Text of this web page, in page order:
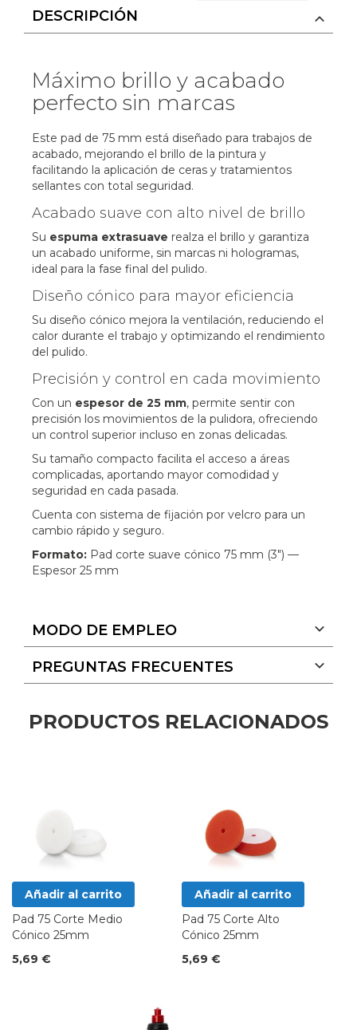
DESCRIPCIÓN
Máximo brillo y acabado
perfecto sin marcas
Este pad de 75 mm está diseñado para trabajos de
acabado, mejorando el brillo de la pintura y
facilitando la aplicación de ceras y tratamientos
sellantes con total seguridad.
Acabado suave con alto nivel de brillo
Su espuma extrasuave realza el brillo y garantiza
un acabado uniforme, sin marcas ni hologramas,
ideal para la fase final del pulido.
Diseño cónico para mayor eficiencia
Su diseño cónico mejora la ventilación, reduciendo el
calor durante el trabajo y optimizando el rendimiento
del pulido.
Precisión y control en cada movimiento
Con un espesor de 25 mm, permite sentir con
precisión los movimientos de la pulidora, ofreciendo
un control superior incluso en zonas delicadas.
Su tamaño compacto facilita el acceso a áreas
complicadas, aportando mayor comodidad y
seguridad en cada pasada.
Cuenta con sistema de fijación por velcro para un
cambio rápido y seguro.
Formato: Pad corte suave cónico 75 mm (3") —
Espesor 25 mm
MODO DE EMPLEO
PREGUNTAS FRECUENTES
PRODUCTOS RELACIONADOS
Añadir al carrito
Pad 75 Corte Medio
Cónico 25mm
5,69 €
Añadir al carrito
Pad 75 Corte Alto
Cónico 25mm
5,69 €